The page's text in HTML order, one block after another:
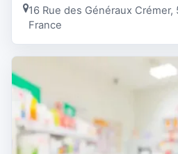
16 Rue des Généraux
France